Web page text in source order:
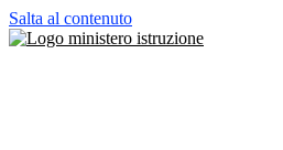
Salta al contenuto